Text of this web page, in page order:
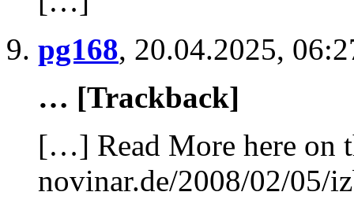
pg168, 20.04.2025,
… [Trackback]
[…] Read More here on
novinar.de/2008/02/05/